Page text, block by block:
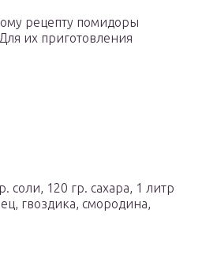
рецепту помидоры
их приготовления
соли, 120 гр. сахара, 1 литр
гвоздика, смородина,